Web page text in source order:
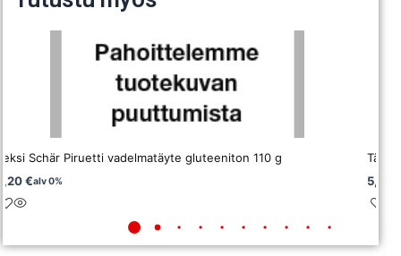
Schär Piruetti vadelmatäyte gluteeniton 110 g
€alv 0%
5,20